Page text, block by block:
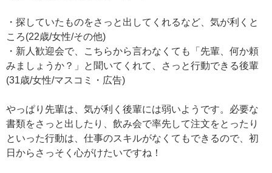
・探していたものをさっと出してくれるなど、気が利くと
ころ(22歳/女性/その他)
・新人歓迎会で、こちらから言わなくても「先輩、何か頼
みましょうか？」と聞いてくれて、さっと行動できる後輩
(31歳/女性/マスコミ・広告)
やっぱり先輩は、気が利く後輩には弱いようです。必要な
書類をさっと出したり、飲み会で率先して注文をとったり
といった行動は、仕事のスキルがなくてもできるので、初
日からさっそく心がけたいですね！